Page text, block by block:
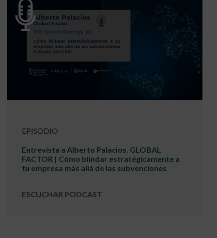
EPISODIO
Entrevista a Alberto Palacios. GLOBAL
FACTOR | Cómo blindar estratégicamente a
tu empresa más allá de las subvenciones
ESCUCHAR PODCAST